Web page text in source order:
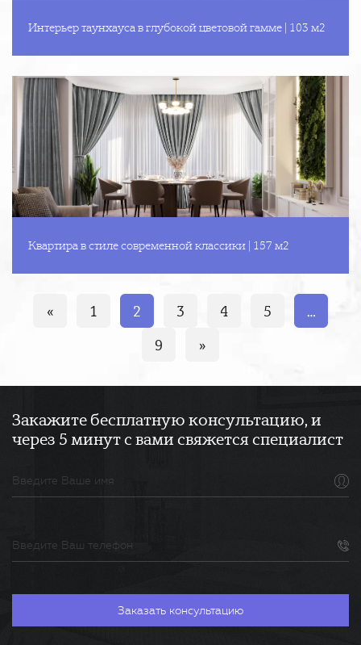
Интерьер таунхауса в глубокой цветовой гамме | 103 м2
Квартира в стиле современной классики | 157 м2
« 1 2 3 4 5
…
9
»
Закажите бесплатную консультацию, и
через 5 минут с вами свяжется специалист